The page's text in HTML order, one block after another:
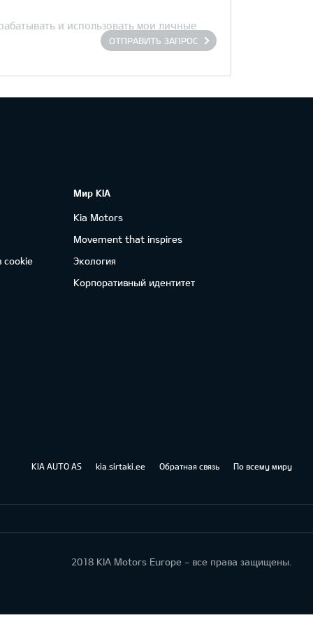
и использовать мои личные
ОТПРАВИТЬ ЗАПРОС
cookie
Мир KIA
Kia Motors
Movement that inspires
Экология
Корпоративный идентитет
KIA AUTO AS kia.sirtaki.ee Обратная связь По всему миру
2018 KIA Motors Europe - все права защищены.